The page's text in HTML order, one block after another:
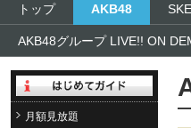
トップ AKB48
AKB48グループ LIVE!! ON
月額見放題